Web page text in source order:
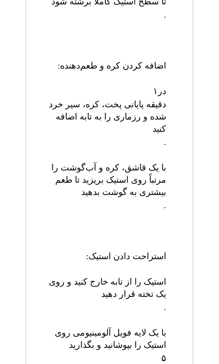
.
اضافه کردن کره و طعم‌دهنده:
در ۱
دقیقه پایانی پخت، کره، سیر خرد
شده و رزماری را به تابه اضافه
کنید
.
با یک قاشق، کره و آب‌گوشت را
مرتباً روی استیک بریزید تا طعم
بیشتری به گوشت بدهید
.
استراحت دادن استیک:
استیک را از تابه خارج کنید و روی
یک تخته قرار دهید
.
با یک لایه فویل آلومینیومی روی
استیک را بپوشانید و بگذارید
۵